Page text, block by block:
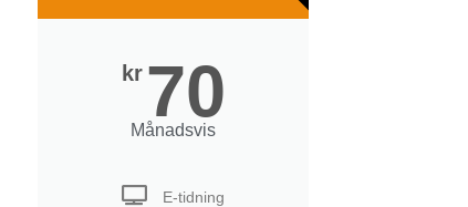
kr 70
Månadsvis
E-tidning